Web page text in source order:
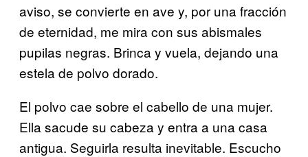
aviso, se convierte en ave y, por una fracción
de eternidad, me mira con sus abismales
pupilas negras. Brinca y vuela, dejando una
estela de polvo dorado.
El polvo cae sobre el cabello de una mujer.
Ella sacude su cabeza y entra a una casa
antigua. Seguirla resulta inevitable. Escucho